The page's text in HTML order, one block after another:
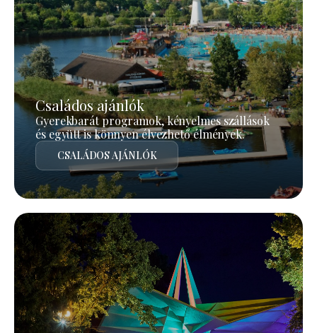
Családos ajánlók
Gyerekbarát programok, kényelmes szállások
és együtt is könnyen élvezhető élmények.
CSALÁDOS AJÁNLÓK